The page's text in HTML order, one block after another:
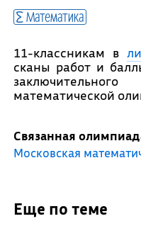
Математика
11-классникам в
сканы работ и
математической
Связанная
Московская
Еще по теме